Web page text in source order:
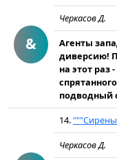
&
Черкасов Д.
Агенты
диверсию!
на этот раз
подводный
14.
Черкасов Д.